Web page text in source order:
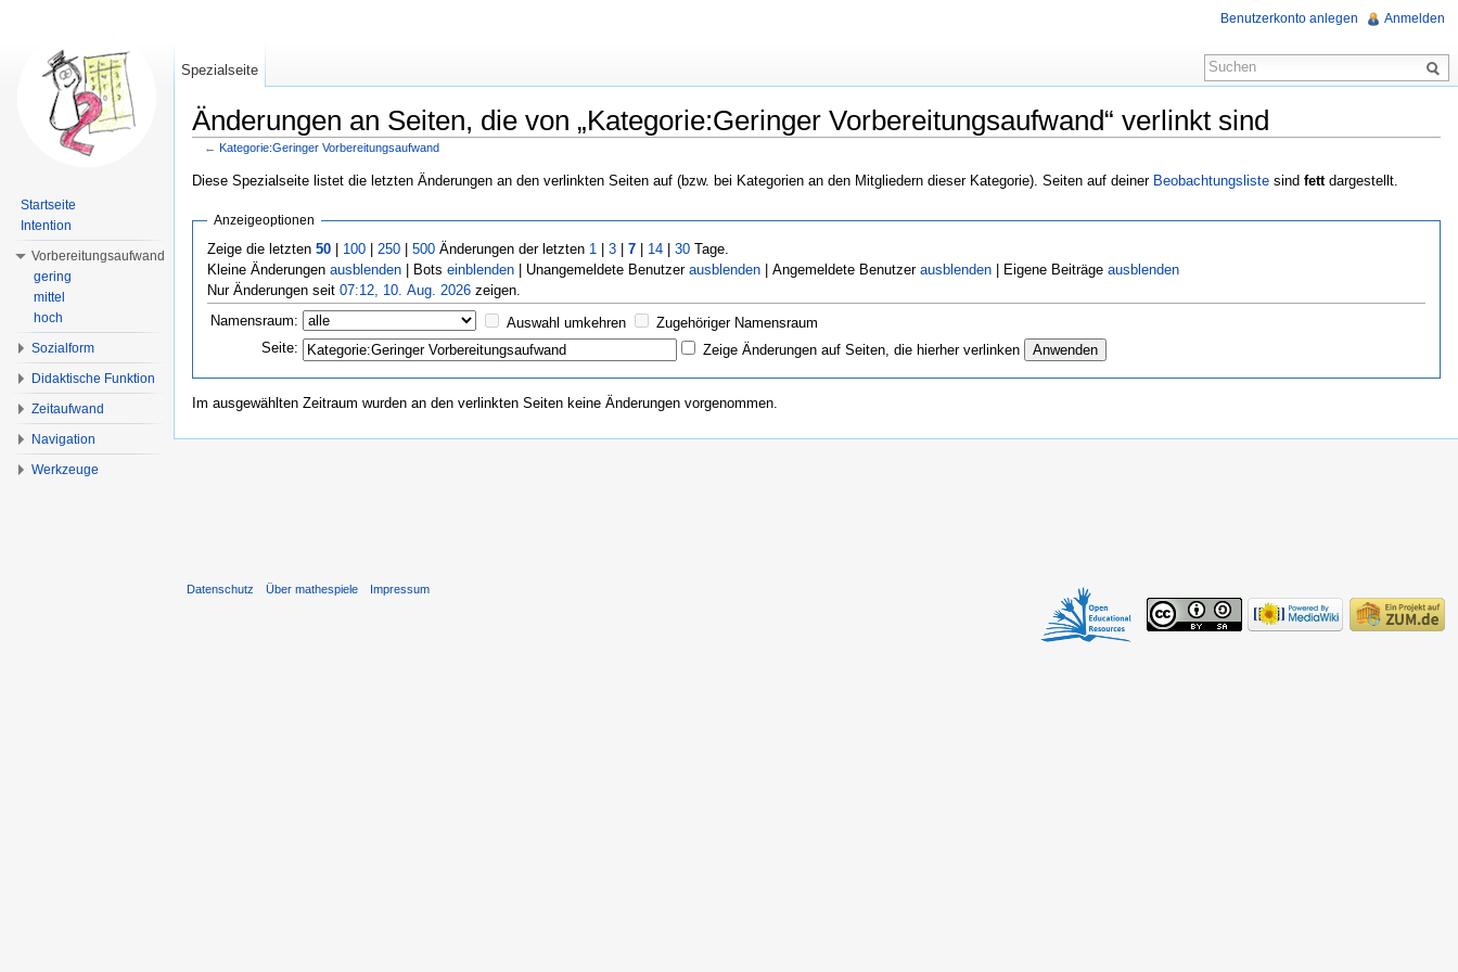
Änderungen an Seiten, die von „Kategorie:Geringer Vorbereitungsaufwand“ verlinkt sind
← Kategorie:Geringer Vorbereitungsaufwand
Diese Spezialseite listet die letzten Änderungen an den verlinkten Seiten auf (bzw. bei Kategorien an den Mitgliedern dieser Kategorie). Seiten auf deiner Beobachtungsliste sind fettdargestellt.
Anzeigeoptionen
Zeige die letzten 50| 100| 250| 500Änderungen der letzten 1 | 3| 7| 14| 30Tage.
Kleine Änderungen ausblenden| Bots einblenden| Unangemeldete Benutzer ausblenden| Angemeldete Benutzer ausblenden| Eigene Beiträge ausblenden
Nur Änderungen seit 07:12, 10. Aug. 2026zeigen.
Namensraum:
Auswahl umkehren
Zugehöriger Namensraum
Seite:
Zeige Änderungen auf Seiten, die hierher verlinken
Im ausgewählten Zeitraum wurden an den verlinkten Seiten keine Änderungen vorgenommen.
Benutzerkonto anlegen Anmelden
Spezialseite
Startseite
Intention
Vorbereitungsaufwand
gering
mittel
hoch
Sozialform
Didaktische Funktion
Zeitaufwand
Navigation
Werkzeuge
Datenschutz Über mathespiele Impressum